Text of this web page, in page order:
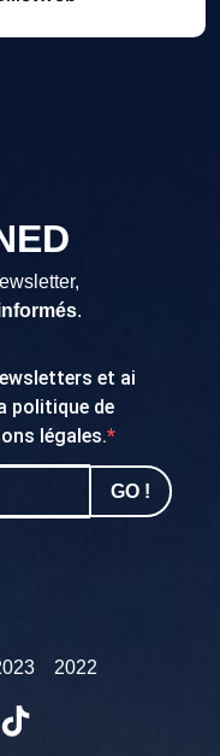
.
et ai
politique de
légales.
GO !
2022